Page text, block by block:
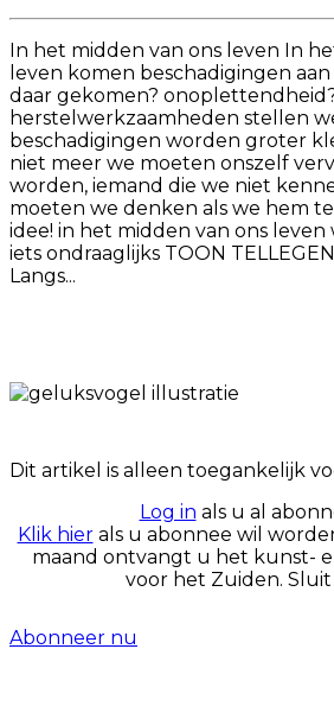
In het midden van ons leven In
leven komen beschadigingen
daar gekomen?
herstelwerkzaamheden stellen
beschadigingen worden groter
niet meer we moeten onszelf
worden, iemand die we niet
moeten we denken als we hem
idee! in het midden van ons
iets ondraaglijks TOON
Langs...
Dit artikel is alleen toegankelijk
Log in als u al
Klik hierals u abonnee wil
maand ontvangt u het kunst-
voor het Zuiden.
Abonneer nu